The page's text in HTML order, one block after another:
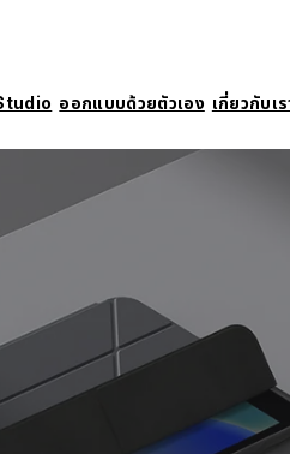
ออกแบบด้วยตัวเอง เกี่ยวกับเร